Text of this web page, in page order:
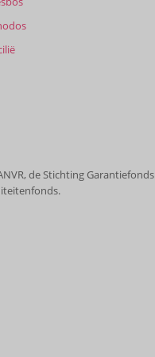
Sorteren op
de Stichting Garantiefonds